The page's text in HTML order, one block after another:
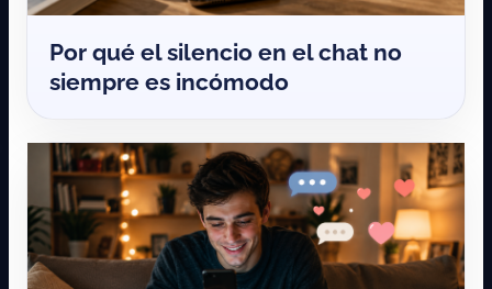
Por qué el silencio en el chat no
siempre es incómodo